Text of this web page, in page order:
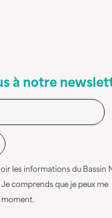
à notre
les informations du Bassin
Je comprends que je peux me
moment.